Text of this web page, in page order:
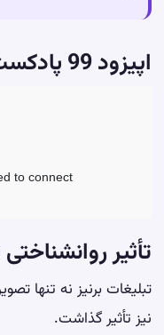
اپیزود 99 پادکست روانشناسی روانفیکس
تأثیر
تبلیغات برنیز نه تنها
نیز تأثیر گذاشت.